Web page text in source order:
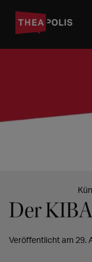
Der
Veröffentlicht am 29.